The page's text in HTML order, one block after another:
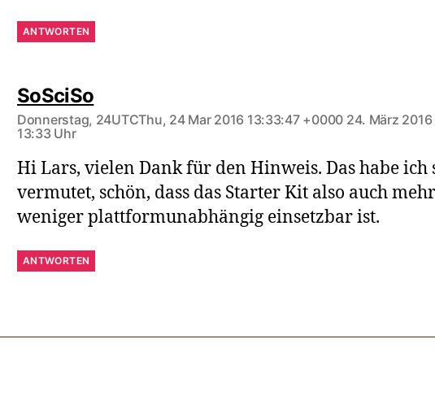
ANTWORTEN
SoSciSosagt:
Donnerstag, 24UTCThu, 24 Mar 2016 13:33:47 +0000 24. März 2016
13:33 Uhr
Hi Lars, vielen Dank für den Hinweis. Das habe ich
vermutet, schön, dass das Starter Kit also auch
weniger plattformunabhängig einsetzbar ist.
ANTWORTEN